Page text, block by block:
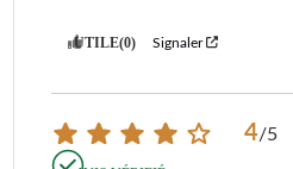
UTILE(0) Signaler
4/5